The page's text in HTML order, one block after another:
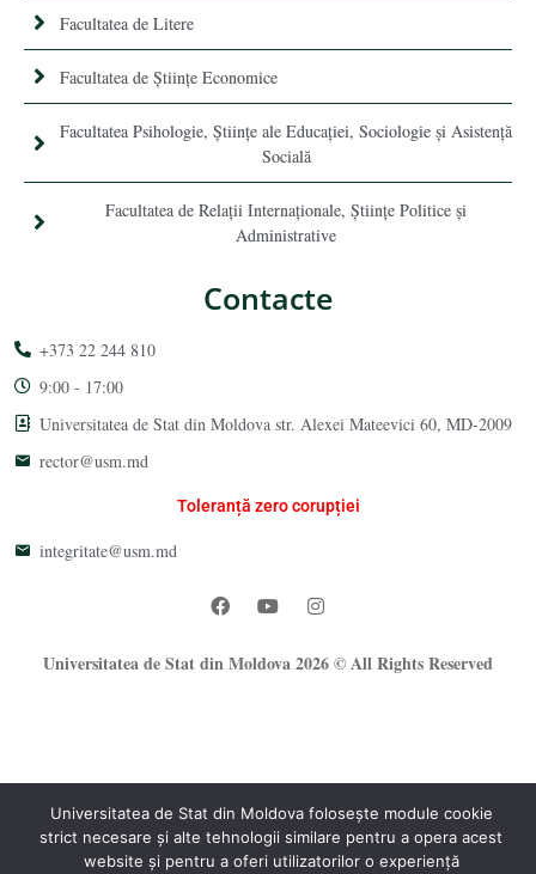
Facultatea de Litere
Facultatea de Științe Economice
Facultatea Psihologie, Ştiinţe ale Educaţiei, Sociologie și Asistență
Socială
Facultatea de Relaţii Internaţionale, Ştiinţe Politice şi
Administrative
Contacte
+373 22 244 810
9:00 - 17:00
Universitatea de Stat din Moldova str. Alexei Mateevici 60, MD-2009
rector@usm.md
Toleranță zero corupției
integritate@usm.md
Universitatea de Stat din Moldova 2026 © All Rights Reserved
Universitatea de Stat din Moldova folosește module cookie
strict necesare și alte tehnologii similare pentru a opera acest
website și pentru a oferi utilizatorilor o experiență